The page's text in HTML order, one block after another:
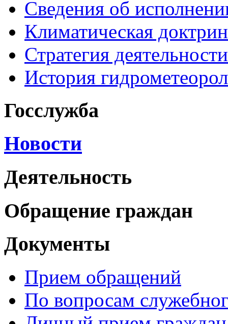
Сведения об
Климатическая
Стратегия деятельности
История
Госслужба
Новости
Деятельность
Обращение граждан
Документы
Прием обращений
По вопросам